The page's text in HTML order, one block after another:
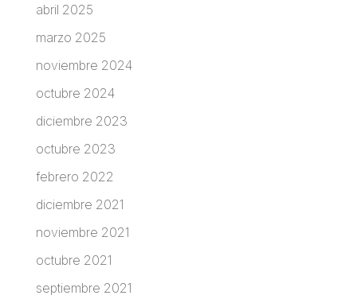
abril 2025
marzo 2025
noviembre 2024
octubre 2024
diciembre 2023
octubre 2023
febrero 2022
diciembre 2021
noviembre 2021
octubre 2021
septiembre 2021